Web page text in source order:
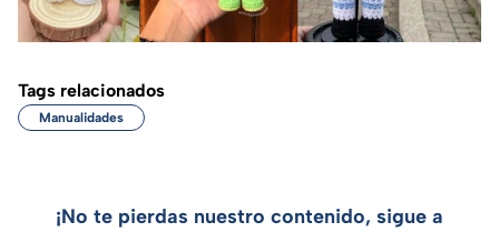
Tags relacionados
Manualidades
¡No te pierdas nuestro contenido, sigue a